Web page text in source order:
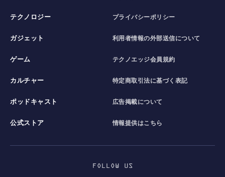
テクノロジー
ガジェット
ゲーム
カルチャー
ポッドキャスト
公式ストア
プライバシーポリシー
利用者情報の外部送信について
テクノエッジ会員規約
特定商取引法に基づく表記
広告掲載について
情報提供はこちら
FOLLOW US